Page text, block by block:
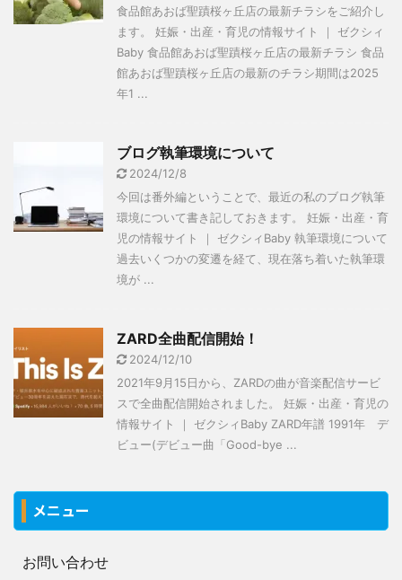
食品館あおば聖蹟桜ヶ丘店の最新チラシをご紹介し
ます。 妊娠・出産・育児の情報サイト ｜ ゼクシィ
Baby 食品館あおば聖蹟桜ヶ丘店の最新チラシ 食品
館あおば聖蹟桜ヶ丘店の最新のチラシ期間は2025
年1 ...
ブログ執筆環境について
2024/12/8
今回は番外編ということで、最近の私のブログ執筆
環境について書き記しておきます。 妊娠・出産・育
児の情報サイト ｜ ゼクシィBaby 執筆環境について
過去いくつかの変遷を経て、現在落ち着いた執筆環
境が ...
ZARD全曲配信開始！
2024/12/10
2021年9月15日から、ZARDの曲が音楽配信サービ
スで全曲配信開始されました。 妊娠・出産・育児の
情報サイト ｜ ゼクシィBaby ZARD年譜 1991年 デ
ビュー(デビュー曲「Good-bye ...
メニュー
お問い合わせ